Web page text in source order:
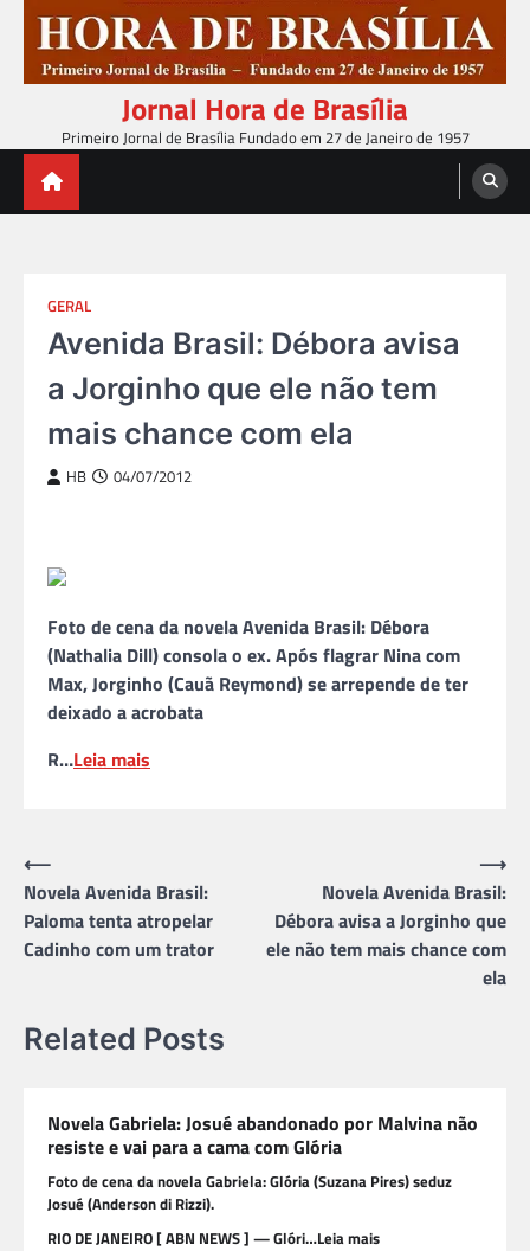
content
Jornal Hora de Brasília
Primeiro Jornal de Brasília Fundado em 27 de Janeiro de 1957
GERAL
Avenida Brasil: Débora avisa
a Jorginho que ele não tem
mais chance com ela
HB 04/07/2012
Foto de cena da novela Avenida Brasil: Débora
(Nathalia Dill) consola o ex. Após flagrar Nina com
Max, Jorginho (Cauã Reymond) se arrepende de ter
deixado a acrobata
R…Leia mais
Navegação
de
Post
⟵
Novela Avenida Brasil:
Paloma tenta atropelar
Cadinho com um trator
Novela Avenida Brasil:
Débora avisa a Jorginho que
ele não tem mais chance com
ela
⟶
Related Posts
Novela Gabriela: Josué abandonado por Malvina não
resiste e vai para a cama com Glória
Foto de cena da novela Gabriela: Glória (Suzana Pires) seduz
Josué (Anderson di Rizzi).
RIO DE JANEIRO [ ABN NEWS ] — Glóri…Leia mais